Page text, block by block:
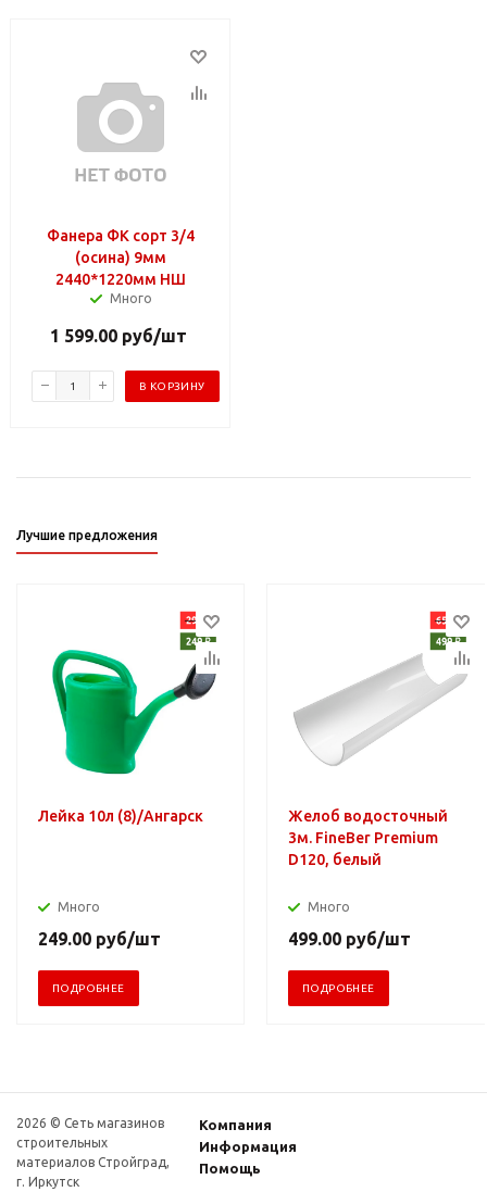
Фанера ФК сорт 3/4
(осина) 9мм
2440*1220мм НШ
Много
1 599.00 руб/шт
В КОРЗИНУ
Лучшие предложения
Лейка 10л (8)/Ангарск
Много
249.00 руб/шт
ПОДРОБНЕЕ
Желоб водосточный
3м. FineBer Premium
D120, белый
Много
499.00 руб/шт
ПОДРОБНЕЕ
2026 © Сеть магазинов
строительных
материалов Стройград,
г. Иркутск
Компания
Информация
Помощь